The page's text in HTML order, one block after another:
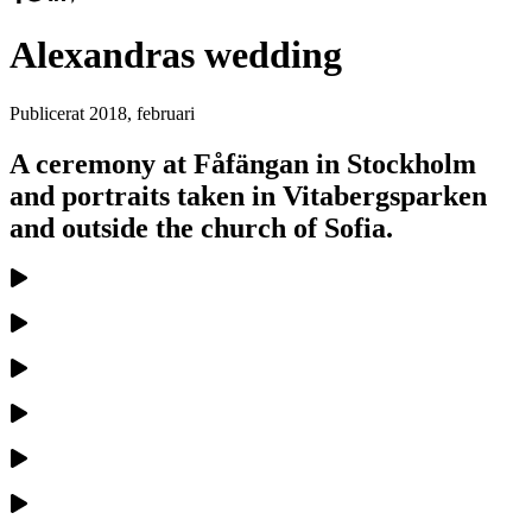
Alexandras wedding
Publicerat 2018, februari
A ceremony at Fåfängan in Stockholm
and portraits taken in Vitabergsparken
and outside the church of Sofia.